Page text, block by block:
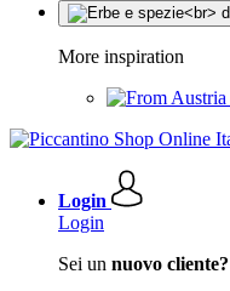
More inspiration
Login
Login
Sei un nuovo cliente?